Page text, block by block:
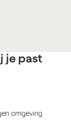
je past
omgeving